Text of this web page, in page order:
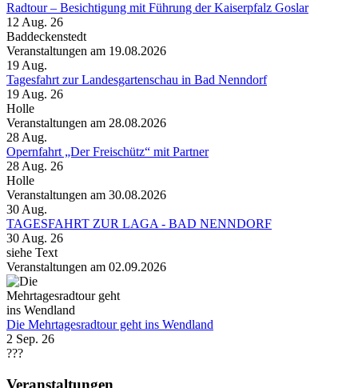
Radtour – Besichtigung mit Führung der Kaiserpfalz Goslar
12 Aug. 26
Baddeckenstedt
Veranstaltungen am 19.08.2026
19 Aug.
Tagesfahrt zur Landesgartenschau in Bad Nenndorf
19 Aug. 26
Holle
Veranstaltungen am 28.08.2026
28 Aug.
Opernfahrt „Der Freischütz“ mit Partner
28 Aug. 26
Holle
Veranstaltungen am 30.08.2026
30 Aug.
TAGESFAHRT ZUR LAGA - BAD NENNDORF
30 Aug. 26
siehe Text
Veranstaltungen am 02.09.2026
Die Mehrtagesradtour geht ins Wendland
2 Sep. 26
???
Veranstaltungen